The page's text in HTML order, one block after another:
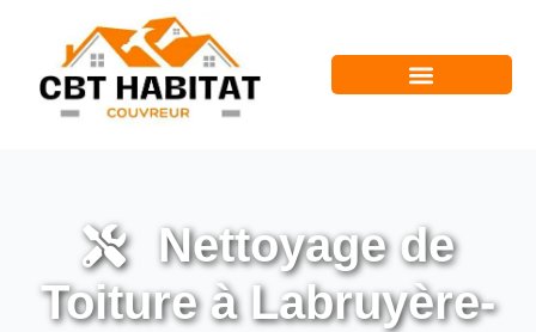
Nettoyage de
Toiture à Labruyère-